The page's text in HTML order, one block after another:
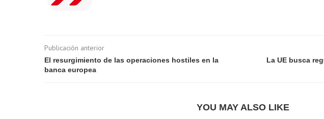
Publicación anterior
El resurgimiento de las operaciones hostiles en la
banca europea
La UE busca
YOU MAY ALSO LIKE